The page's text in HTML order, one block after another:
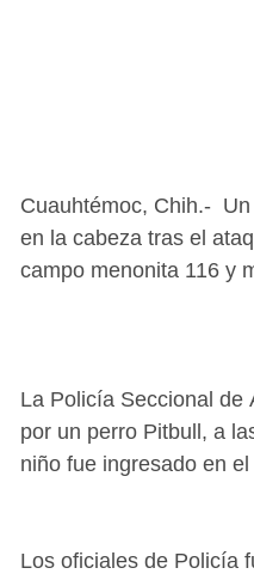
Cuauhtémoc, Chih.-
en la cabeza tras el
campo menonita 116 y
La Policía Seccional de
por un perro Pitbull, a
niño fue ingresado en
Los oficiales de Policía